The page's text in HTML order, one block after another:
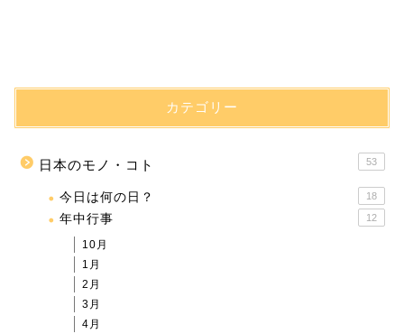
カテゴリー
日本のモノ・コト 53
今日は何の日？ 18
年中行事 12
10月
1月
2月
3月
4月